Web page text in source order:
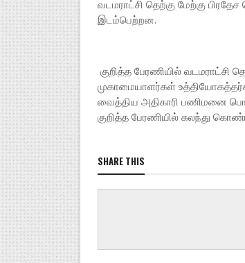
வடமராட்சி தெற்கு மேற்கு
இடம்பெற்றன.
குறித்த பேரணியில் வடமராட்சி
முகாமையாளர்கள்
வைத்திய அதிகாரி பணிமனை
குறித்த பேரணியில் கலந்து
SHARE THIS